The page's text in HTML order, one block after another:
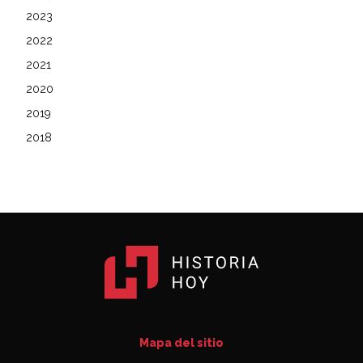
2023
2022
2021
2020
2019
2018
Mapa del sitio